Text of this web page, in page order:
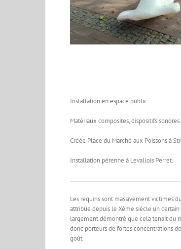
Installation en espace public.
Matériaux composites, dispositifs sonores.
Créée Place du Marché aux Poissons à
Installation pérenne à Levallois Perret.
Les requins sont massivement victimes
attribue depuis le Xème siècle un
largement démontré que cela tenait du
donc porteurs de fortes concentrations
goût.